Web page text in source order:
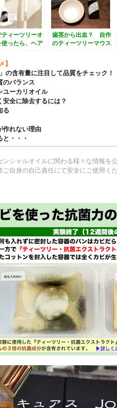
ティーツリーオ
使ったら、ヘア
・
歯茎から出血？ 自作
のティーツリーマウス
】
の含有量に注目して品質をチェック！
のバランス
ユーカリオイル
全に除去するには？
る
作れない理由
・・・
シャルオイルに関わる様々な情報を
自身の自己責任にて安全にご使用くだ